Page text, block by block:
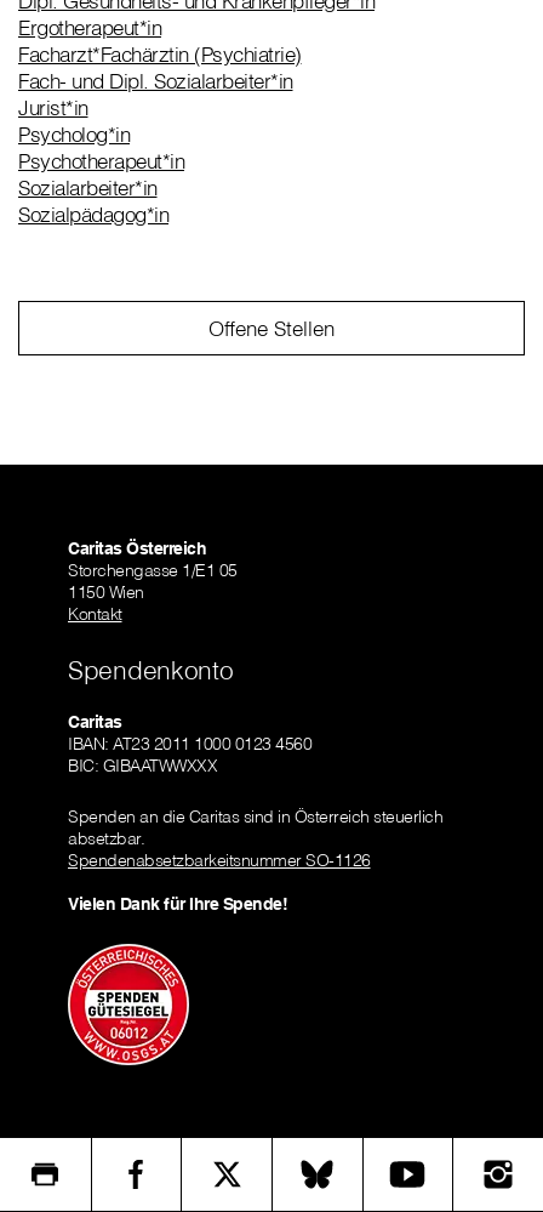
Ergotherapeut*in
Facharzt*Fachärztin (Psychiatrie)
Fach- und Dipl. Sozialarbeiter*in
Jurist*in
Psycholog*in
Psychotherapeut*in
Sozialarbeiter*in
Sozialpädagog*in
Offene Stellen
Caritas Österreich
Storchengasse 1/E1 05
1150 Wien
Kontakt
Spendenkonto
Caritas
IBAN: AT23 2011 1000 0123 4560
BIC: GIBAATWWXXX
Spenden an die Caritas sind in Österreich steuerlich
absetzbar.
Spendenabsetzbarkeitsnummer SO-1126
Vielen Dank für Ihre Spende!